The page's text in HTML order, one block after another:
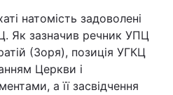
натомість задоволені
Як зазначив речник УПЦ
(Зоря), позиція УГКЦ
Церкви і
а її засвідчення